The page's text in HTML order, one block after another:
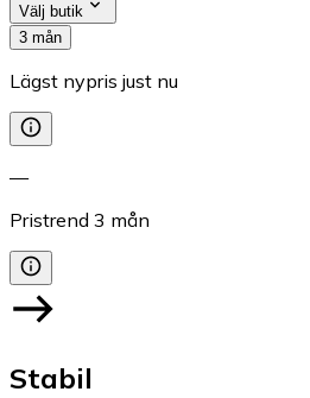
Välj butik
3 mån
Lägst nypris just nu
—
Pristrend 3 mån
Stabil